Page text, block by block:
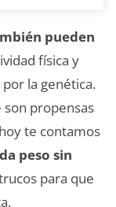
pueden
física y
la genética.
son propensas
te contamos
peso sin
para que